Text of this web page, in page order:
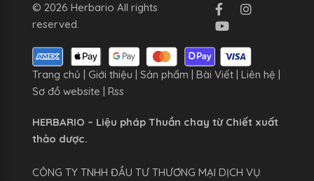
© 2026 Herbario All rights
reserved.
Trang chủ Giới thiệu Sản phẩm Bài Viết Liên hệ
Sơ đồ website
Rss
HERBARIO – Liệu pháp Thuần chay từ Chiết xuất
thảo dược.
CÔNG TY TNHH ĐẦU TƯ THƯƠNG MẠI DỊCH VỤ